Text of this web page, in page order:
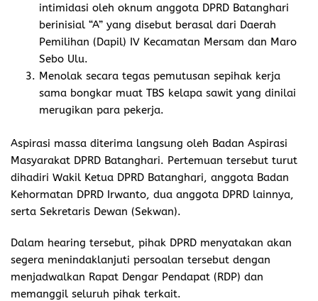
intimidasi oleh oknum anggota DPRD Batanghari
berinisial “A” yang disebut berasal dari Daerah
Pemilihan (Dapil) IV Kecamatan Mersam dan Maro
Sebo Ulu.
Menolak secara tegas pemutusan sepihak kerja
sama bongkar muat TBS kelapa sawit yang dinilai
merugikan para pekerja.
Aspirasi massa diterima langsung oleh Badan Aspirasi
Masyarakat DPRD Batanghari. Pertemuan tersebut turut
dihadiri Wakil Ketua DPRD Batanghari, anggota Badan
Kehormatan DPRD Irwanto, dua anggota DPRD lainnya,
serta Sekretaris Dewan (Sekwan).
Dalam hearing tersebut, pihak DPRD menyatakan akan
segera menindaklanjuti persoalan tersebut dengan
menjadwalkan Rapat Dengar Pendapat (RDP) dan
memanggil seluruh pihak terkait.